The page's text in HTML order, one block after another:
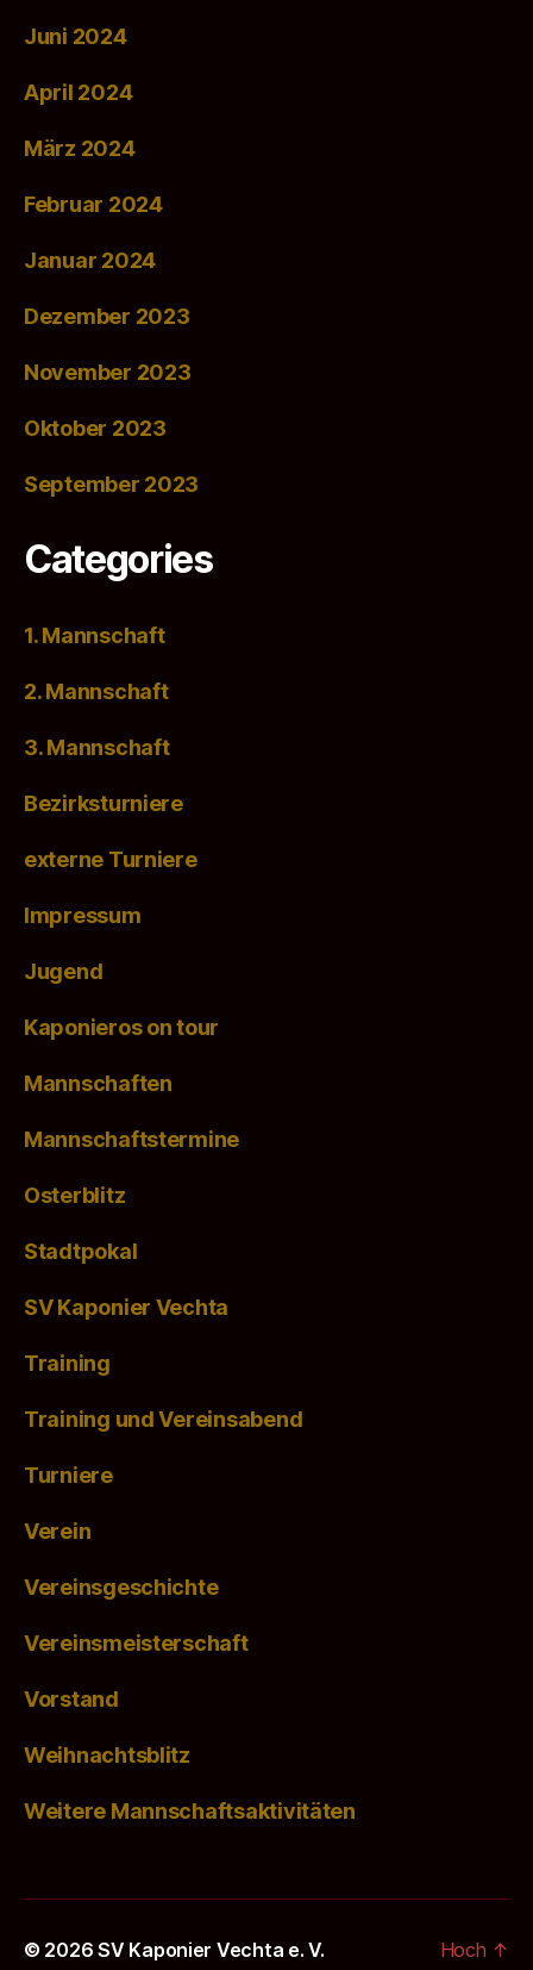
Juni 2024
April 2024
März 2024
Februar 2024
Januar 2024
Dezember 2023
November 2023
Oktober 2023
September 2023
Categories
1. Mannschaft
2. Mannschaft
3. Mannschaft
Bezirksturniere
externe Turniere
Impressum
Jugend
Kaponieros on tour
Mannschaften
Mannschaftstermine
Osterblitz
Stadtpokal
SV Kaponier Vechta
Training
Training und Vereinsabend
Turniere
Verein
Vereinsgeschichte
Vereinsmeisterschaft
Vorstand
Weihnachtsblitz
Weitere Mannschaftsaktivitäten
© 2026SV Kaponier Vechta e. V. Hoch ↑